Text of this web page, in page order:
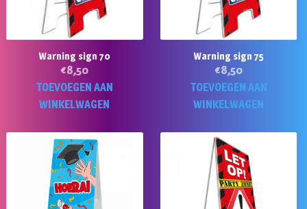
Warning sign 70
€8,50
TOEVOEGEN AAN
WINKELWAGEN
Warning sign 75
€8,50
TOEVOEGEN AAN
WINKELWAGEN